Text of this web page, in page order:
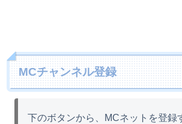
MCチャンネル登録
下のボタンから、MCネットを登録